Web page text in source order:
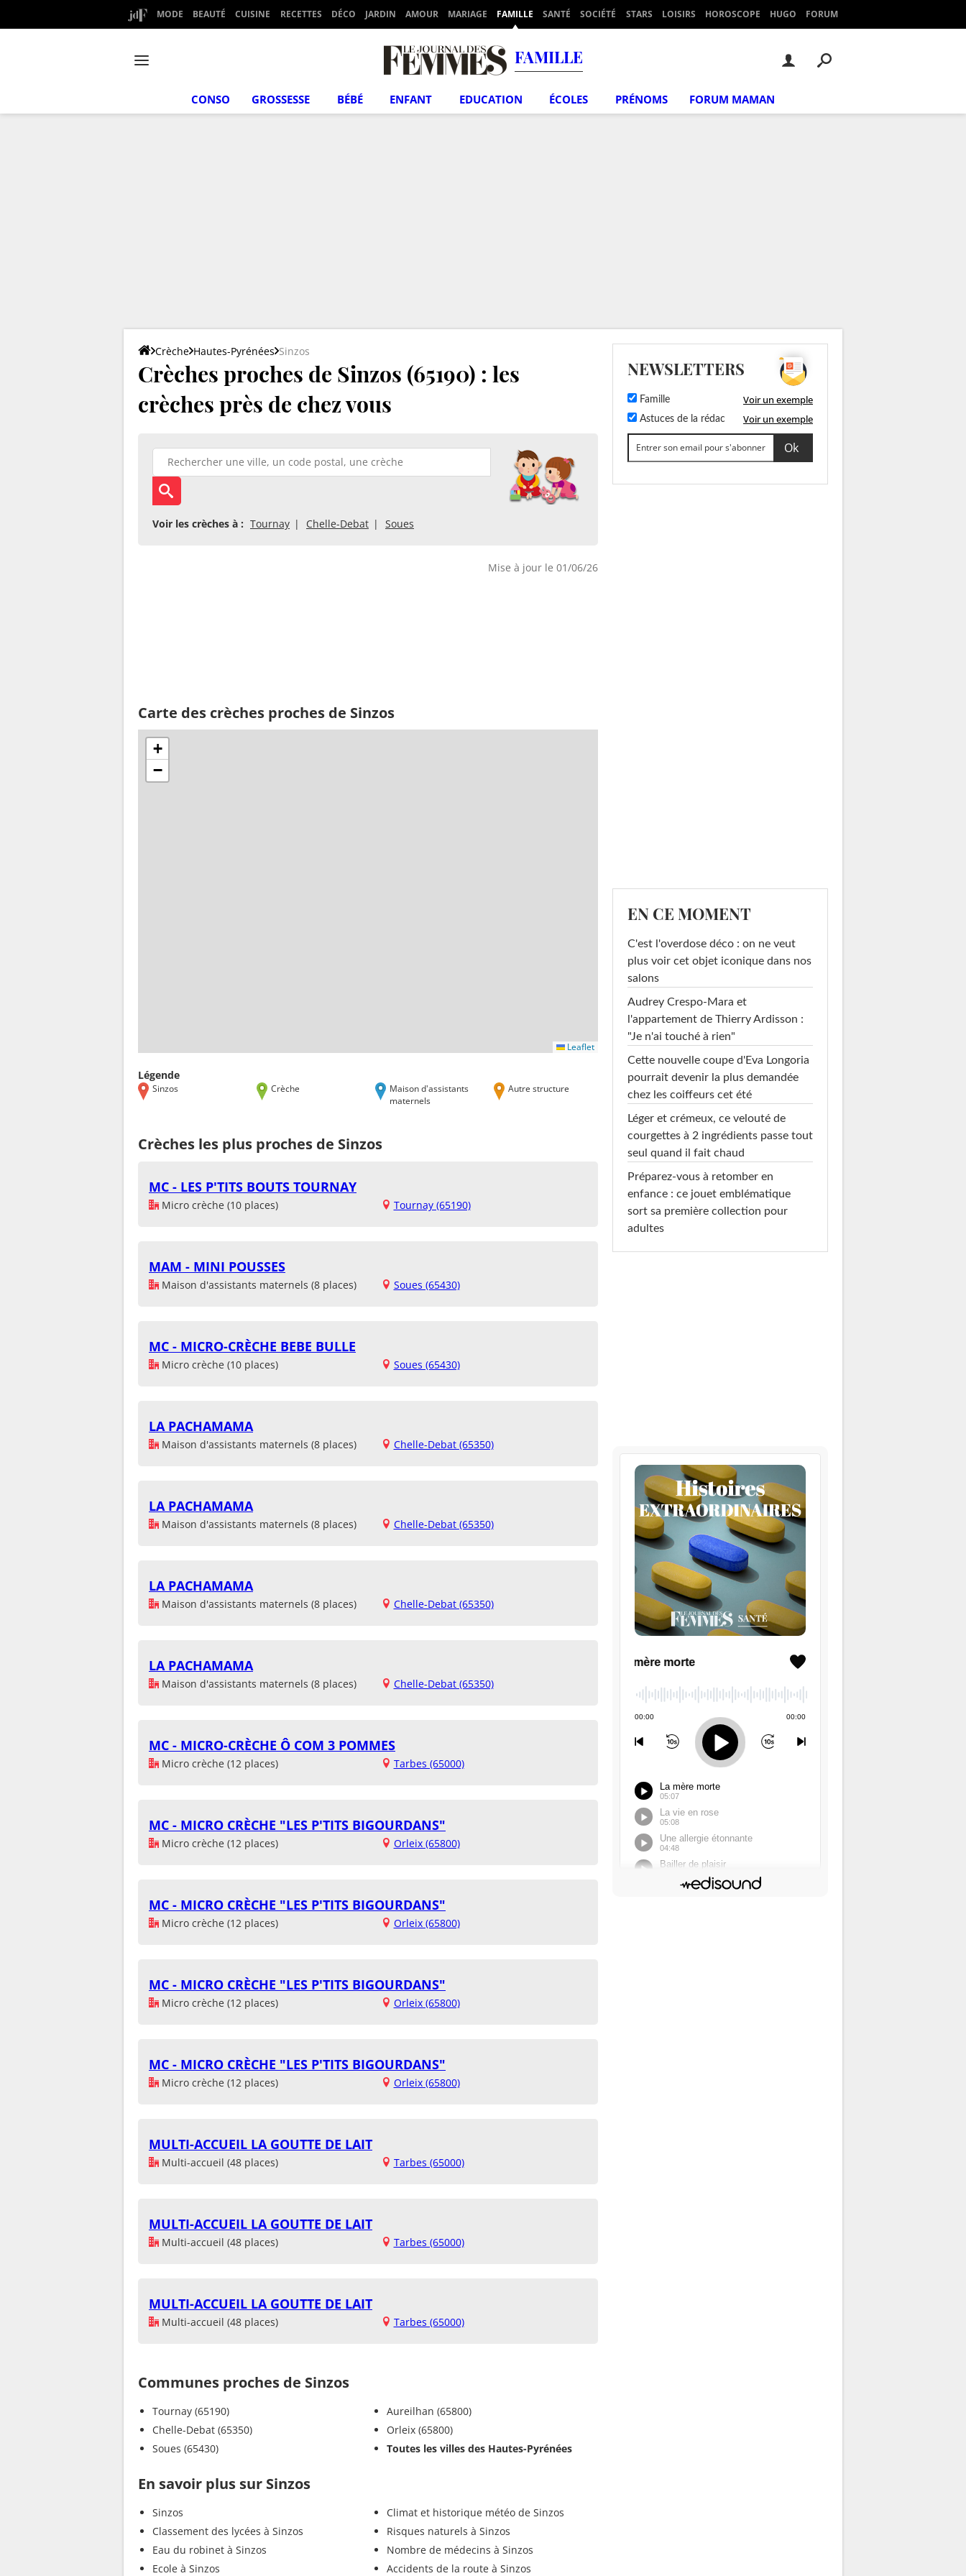
MODE BEAUTÉ CUISINE RECETTES DÉCO JARDIN AMOUR MARIAGE FAMILLE SANTÉ SOCIÉTÉ STARS LOISIRS HOROSCOPE HUGO FORUM
FAMILLE
CONSO GROSSESSE BÉBÉ ENFANT EDUCATION ÉCOLES PRÉNOMS FORUM MAMAN
Crèche Hautes-Pyrénées Sinzos
Crèches proches de Sinzos (65190) : les
crèches près de chez vous
Voir les crèches à : Tournay Chelle-Debat Soues
Mise à jour le 01/06/26
Carte des crèches proches de Sinzos
+
−
Leaflet
Légende
Sinzos Crèche
Maison d'assistants
maternels
Autre structure
Crèches les plus proches de Sinzos
MC - LES P'TITS BOUTS TOURNAY
Micro crèche (10 places) Tournay (65190)
MAM - MINI POUSSES
Maison d'assistants maternels (8 places) Soues (65430)
MC - MICRO-CRÈCHE BEBE BULLE
Micro crèche (10 places) Soues (65430)
LA PACHAMAMA
Maison d'assistants maternels (8 places) Chelle-Debat (65350)
LA PACHAMAMA
Maison d'assistants maternels (8 places) Chelle-Debat (65350)
LA PACHAMAMA
Maison d'assistants maternels (8 places) Chelle-Debat (65350)
LA PACHAMAMA
Maison d'assistants maternels (8 places) Chelle-Debat (65350)
MC - MICRO-CRÈCHE Ô COM 3 POMMES
Micro crèche (12 places) Tarbes (65000)
MC - MICRO CRÈCHE "LES P'TITS BIGOURDANS"
Micro crèche (12 places) Orleix (65800)
MC - MICRO CRÈCHE "LES P'TITS BIGOURDANS"
Micro crèche (12 places) Orleix (65800)
MC - MICRO CRÈCHE "LES P'TITS BIGOURDANS"
Micro crèche (12 places) Orleix (65800)
MC - MICRO CRÈCHE "LES P'TITS BIGOURDANS"
Micro crèche (12 places) Orleix (65800)
MULTI-ACCUEIL LA GOUTTE DE LAIT
Multi-accueil (48 places) Tarbes (65000)
MULTI-ACCUEIL LA GOUTTE DE LAIT
Multi-accueil (48 places) Tarbes (65000)
MULTI-ACCUEIL LA GOUTTE DE LAIT
Multi-accueil (48 places) Tarbes (65000)
Communes proches de Sinzos
Tournay (65190)
Chelle-Debat (65350)
Soues (65430)
Aureilhan (65800)
Orleix (65800)
Toutes les villes des Hautes-Pyrénées
En savoir plus sur Sinzos
Sinzos
Classement des lycées à Sinzos
Eau du robinet à Sinzos
Ecole à Sinzos
Climat et historique météo de Sinzos
Risques naturels à Sinzos
Nombre de médecins à Sinzos
Accidents de la route à Sinzos
NEWSLETTERS
Famille Voir un exemple
Astuces de la rédac Voir un exemple
EN CE MOMENT
C'est l'overdose déco : on ne veut
plus voir cet objet iconique dans nos
salons
Audrey Crespo-Mara et
l'appartement de Thierry Ardisson :
"Je n'ai touché à rien"
Cette nouvelle coupe d'Eva Longoria
pourrait devenir la plus demandée
chez les coiffeurs cet été
Léger et crémeux, ce velouté de
courgettes à 2 ingrédients passe tout
seul quand il fait chaud
Préparez-vous à retomber en
enfance : ce jouet emblématique
sort sa première collection pour
adultes